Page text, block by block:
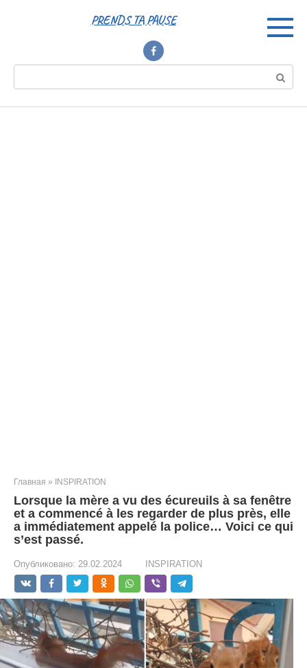
PRENDS TA PAUSE
Главная » INSPIRATION
Lorsque la mère a vu des écureuils à sa fenêtre
et a commencé à les regarder de plus près, elle
a immédiatement appelé la police… Voici ce qui
s’est passé.
Опубликовано: 29.02.2024 INSPIRATION